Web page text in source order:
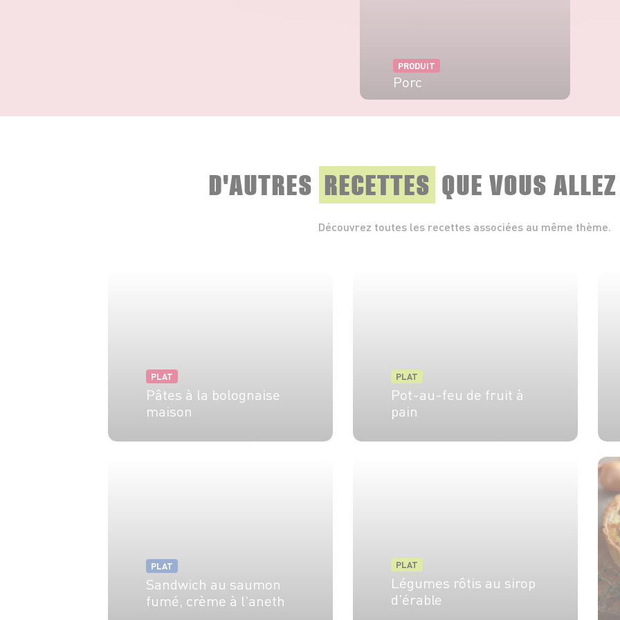
PRODUIT
Porc
D'AUTRES RECETTES QUE VOUS
Découvrez toutes les recettes associées au même thème.
PLAT
Pâtes à la bolognaise
maison
PLAT
Pot-au-feu de fruit à
pain
PLAT
Sandwich au saumon
fumé, crème à l'aneth
PLAT
Légumes rôtis au sirop
d'érable